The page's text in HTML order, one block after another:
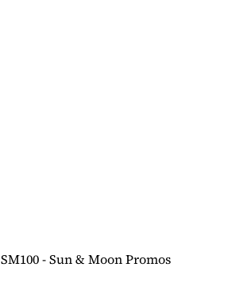
- Sun & Moon Promos